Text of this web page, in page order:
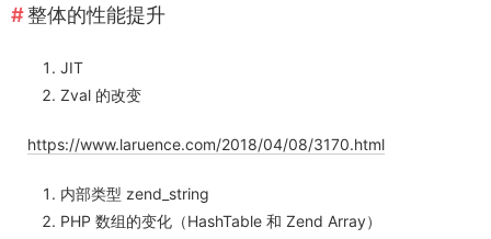
整体的性能提升
JIT
Zval 的改变
https://www.laruence.com/2018/04/08/3170.html
内部类型 zend_string
PHP 数组的变化（HashTable 和 Zend Array）